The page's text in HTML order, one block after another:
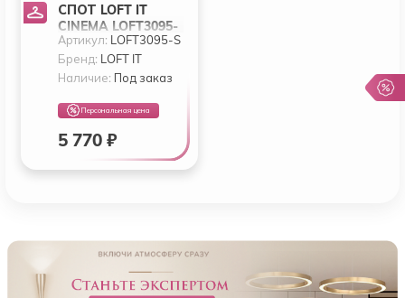
СПОТ LOFT IT
CINEMA LOFT3095-
S
Артикул: LOFT3095-S
Бренд: LOFT IT
Наличие: Под заказ
Персональная цена
5 770 ₽